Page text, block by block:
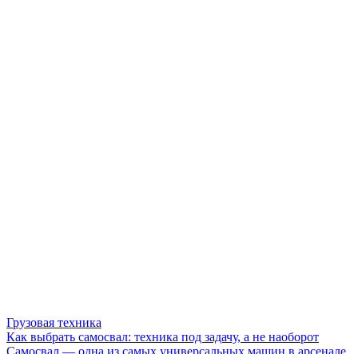
Грузовая техника
Как выбрать самосвал: техника под задачу, а не наоборот
Самосвал — одна из самых универсальных машин в арсенале